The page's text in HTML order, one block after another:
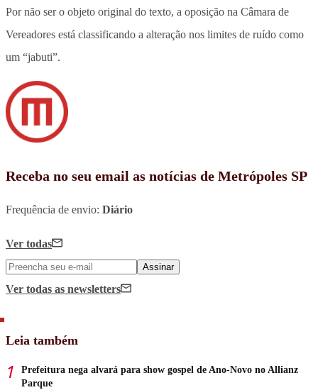
Por não ser o objeto original do texto, a oposição na Câmara de
Vereadores está classificando a alteração nos limites de ruído como
um “jabuti”.
Receba no seu email as notícias de Metrópoles SP
Frequência de envio: Diário
Ver todas
Assinar
Ver todas as newsletters
Leia também
Prefeitura nega alvará para show gospel de Ano-Novo no Allianz
Parque